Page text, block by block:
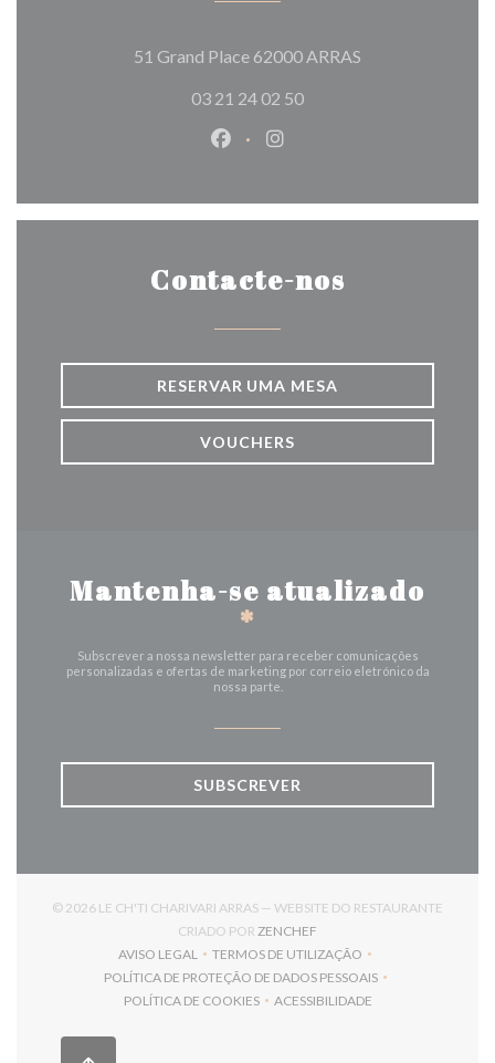
51 Grand Place 62000 ARRAS
03 21 24 02 50
Facebook ((abre numa nova
Instagram ((abre numa
Contacte-nos
RESERVAR UMA MESA
VOUCHERS
Mantenha-se atualizado
*
Subscrever a nossa newsletter para receber comunicações
personalizadas e ofertas de marketing por correio eletrónico da
nossa parte.
SUBSCREVER
© 2026 LE CH'TI CHARIVARI ARRAS — WEBSITE DO RESTAURANTE
CRIADO POR ZENCHEF
AVISO LEGAL
((ABRE NUMA NOVA JANELA))
TERMOS DE UTILIZAÇÃO
((ABRE NUMA NOVA JANELA))
POLÍTICA DE PROTEÇÃO DE DADOS PESSOAIS
((ABRE NUMA NOVA JANELA))
POLÍTICA DE COOKIES
((ABRE NUMA NOVA JANELA))
ACESSIBILIDADE
((ABRE NUMA NOVA